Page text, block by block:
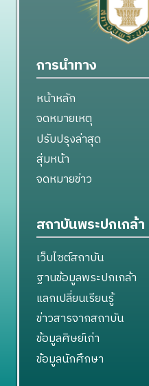
การนำทาง
หน้าหลัก
จดหมายเหตุ
ปรับปรุงล่าสุด
สุ่มหน้า
จดหมายข่าว
สถาบันพระปกเกล้า
เว็บไซต์สถาบัน
ฐานข้อมูลพระปกเกล้า
แลกเปลี่ยนเรียนรู้
ข่าวสารจากสถาบัน
ข้อมูลศิษย์เก่า
ข้อมูลนักศึกษา